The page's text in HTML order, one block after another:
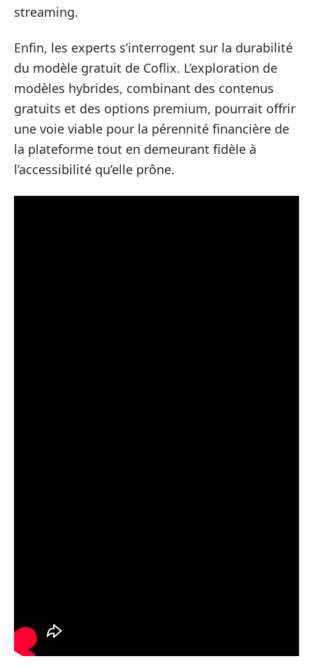
streaming.
Enfin, les experts s’interrogent sur la durabilité
du modèle gratuit de Coflix. L’exploration de
modèles hybrides, combinant des contenus
gratuits et des options premium, pourrait offrir
une voie viable pour la pérennité financière de
la plateforme tout en demeurant fidèle à
l’accessibilité qu’elle prône.